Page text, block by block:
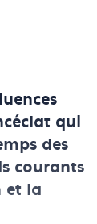
qui
des
courants
et la